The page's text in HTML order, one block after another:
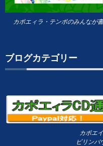
カポエィラ・テンポのみんなが
ブログカテゴリー
カポエ
ビリンバ